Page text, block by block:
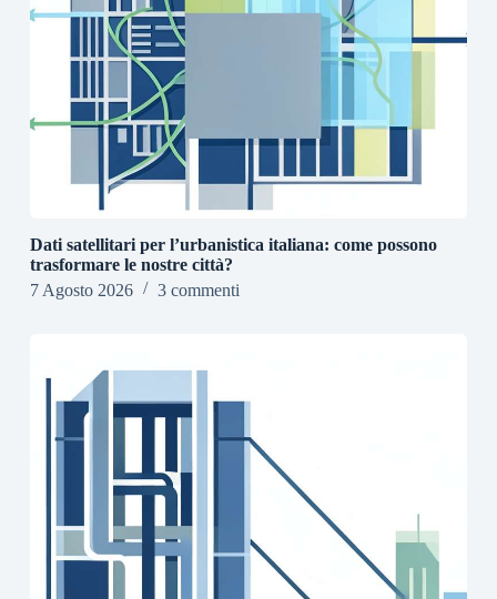
Dati satellitari per l’urbanistica italiana: come possono
trasformare le nostre città?
7 Agosto 2026
3 commenti